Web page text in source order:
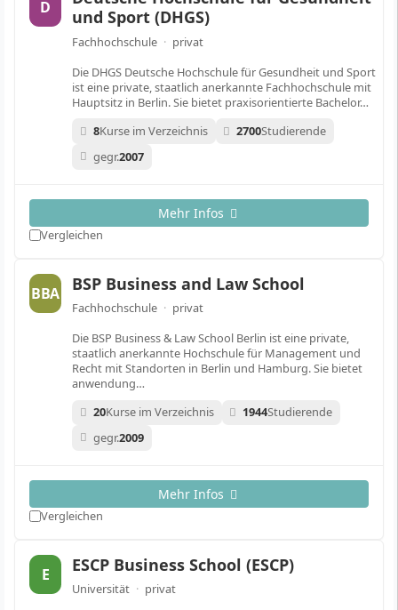
D
und Sport (DHGS)
Fachhochschule · privat
Die DHGS Deutsche Hochschule für Gesundheit und Sport
ist eine private, staatlich anerkannte Fachhochschule mit
Hauptsitz in Berlin. Sie bietet praxisorientierte Bachelor…
8Kurse im Verzeichnis 2700Studierende
gegr.2007
Mehr Infos
Vergleichen
BBA BSP Business and Law School
Fachhochschule · privat
Die BSP Business & Law School Berlin ist eine private,
staatlich anerkannte Hochschule für Management und
Recht mit Standorten in Berlin und Hamburg. Sie bietet
anwendung…
20Kurse im Verzeichnis 1944Studierende
gegr.2009
Mehr Infos
Vergleichen
E ESCP Business School (ESCP)
Universität · privat